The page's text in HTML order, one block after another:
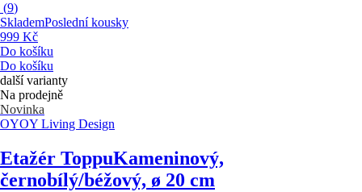
(9)
SklademPoslední kousky
999 Kč
Do košíku
Do košíku
další varianty
Na prodejně
Novinka
OYOY Living Design
Etažér ToppuKameninový,
černobílý/béžový, ø 20 cm